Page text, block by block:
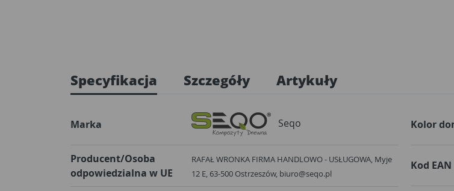
Specyfikacja Szczegóły Artykuły
Marka Seqo
Producent/Osoba
odpowiedzialna w UE
RAFAŁ WRONKA FIRMA HANDLOWO - USŁUGOWA, Myje
12 E, 63-500 Ostrzeszów, biuro@seqo.pl
Kolor
Kod EAN